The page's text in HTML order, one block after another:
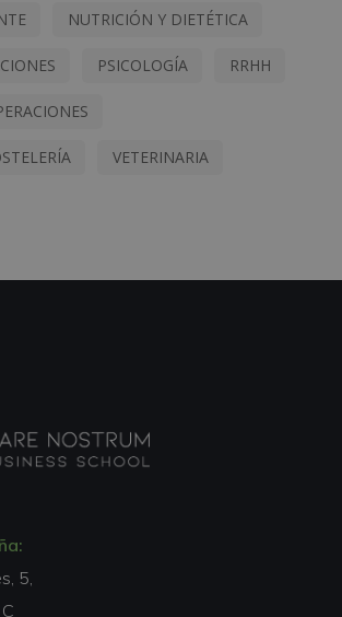
NUTRICIÓN Y DIETÉTICA
PSICOLOGÍA RRHH
VETERINARIA
5,